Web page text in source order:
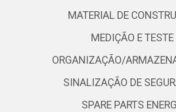
MATERIAL DE
MEDIÇÃO E TESTE
ORGANIZAÇÃO/
SINALIZAÇÃO DE
SPARE PARTS